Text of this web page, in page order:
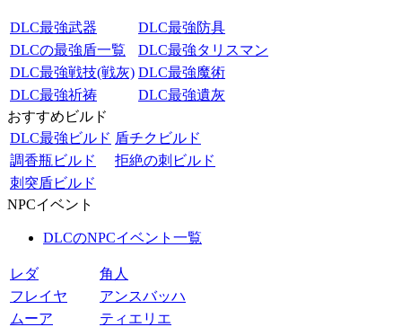
DLC最強武器
DLC最強防具
DLCの最強盾一覧
DLC最強タリスマン
DLC最強戦技(戦灰) DLC最強魔術
DLC最強祈祷
DLC最強遺灰
おすすめビルド
DLC最強ビルド 盾チクビルド
調香瓶ビルド
拒絶の刺ビルド
刺突盾ビルド
NPCイベント
DLCのNPCイベント一覧
レダ
角人
フレイヤ
アンスバッハ
ムーア
ティエリエ